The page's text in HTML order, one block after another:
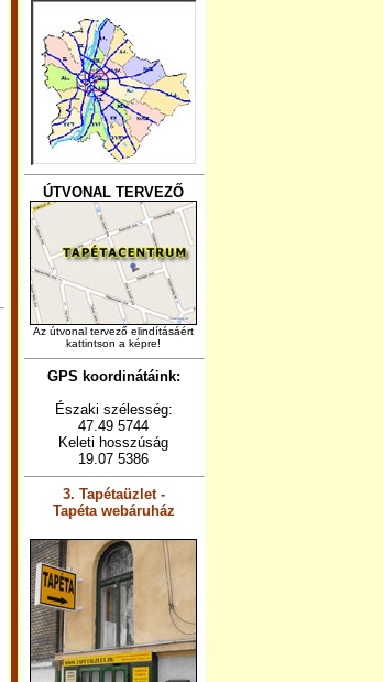
ÚTVONAL TERVEZŐ
Az útvonal tervező elindításáért
kattintson a képre!
GPS koordinátáink:
Északi szélesség:
47.49 5744
Keleti hosszúság
19.07 5386
3. Tapétaüzlet -
Tapéta webáruház